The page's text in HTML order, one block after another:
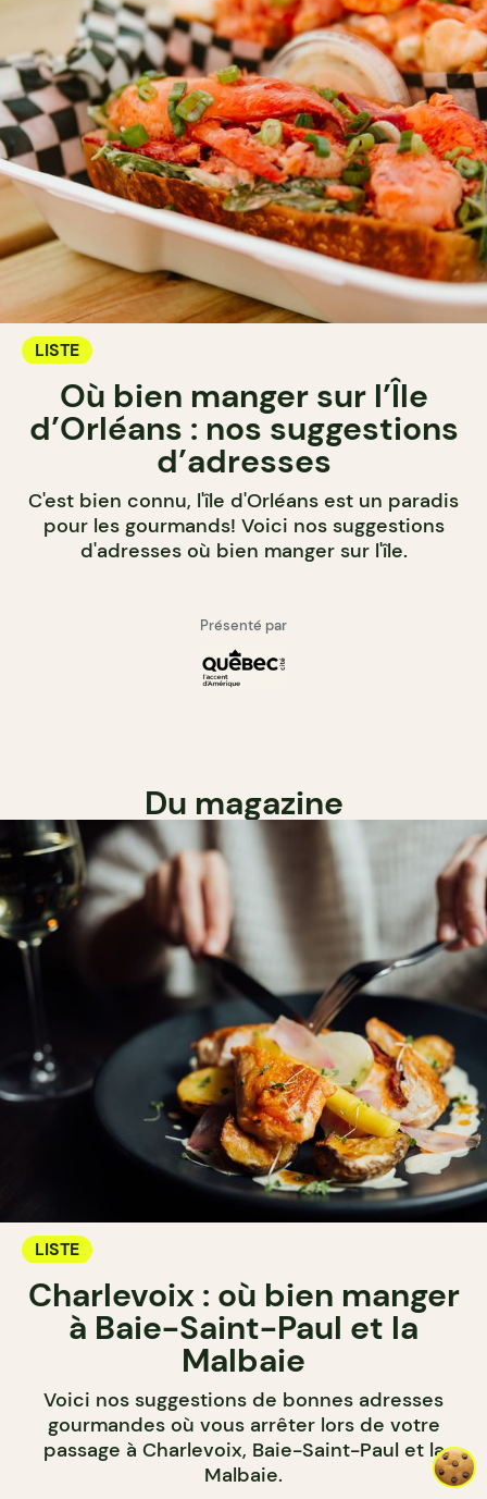
LISTE
Où bien manger sur l’Île
d’Orléans : nos suggestions
d’adresses
C'est bien connu, l'île d'Orléans est un paradis
pour les gourmands! Voici nos suggestions
d'adresses où bien manger sur l'île.
Présenté par
Du magazine
LISTE
Charlevoix : où bien manger
à Baie-Saint-Paul et la
Malbaie
Voici nos suggestions de bonnes adresses
gourmandes où vous arrêter lors de votre
passage à Charlevoix, Baie-Saint-Paul et la
Malbaie.